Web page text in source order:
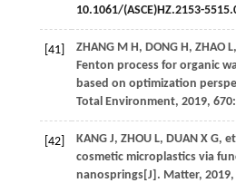
10.1061/(ASCE)HZ.2153-
[41] ZHANG M H , DONG H , ZHAO L
Fenton process for organic
based on optimization
Total Environment, 2019, 670
[42] KANG J, ZHOU L, DUAN X G,
cosmetic microplastics via
nanosprings[J]. Matter, 2019,